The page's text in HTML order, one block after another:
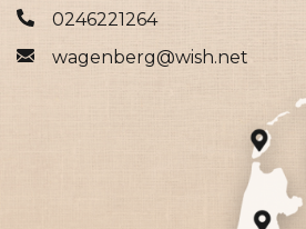
0246221264
wagenberg@wish.net